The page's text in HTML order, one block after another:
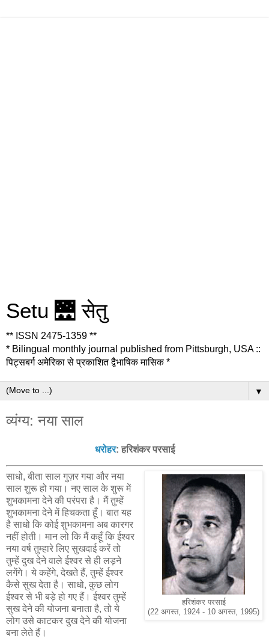
Setu 🌉 सेतु
** ISSN 2475-1359 **
* Bilingual monthly journal published from Pittsburgh, USA ::
पिट्सबर्ग अमेरिका से प्रकाशित द्वैभाषिक मासिक *
▼
व्यंग्य: नया साल
धरोहर: हरिशंकर परसाई
हरिशंकर परसाई
(22 अगस्त, 1924 - 10 अगस्त, 1995)
साधो, बीता साल गुज़र गया और नया
साल शुरू हो गया। नए साल के शुरू में
शुभकामना देने की परंपरा है। मैं तुम्हें
शुभकामना देने में हिचकता हूँ। बात यह
है साधो कि कोई शुभकामना अब कारगर
नहीं होती। मान लो कि मैं कहूँ कि ईश्वर
नया वर्ष तुम्हारे लिए सुखदाई करें तो
तुम्हें दुख देने वाले ईश्वर से ही लड़ने
लगेंगे। ये कहेंगे, देखते हैं, तुम्हें ईश्वर
कैसे सुख देता है। साधो, कुछ लोग
ईश्वर से भी बड़े हो गए हैं। ईश्वर तुम्हें
सुख देने की योजना बनाता है, तो ये
लोग उसे काटकर दुख देने की योजना
बना लेते हैं।